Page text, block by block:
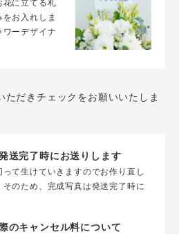
花に立てる札
お入れしま
ーデザイナ
ただきチェックをお願いいたしま
送完了時にお送りします
て生けていきますのでお作り直し
のため、完成写真は発送完了時に
のキャンセル料について